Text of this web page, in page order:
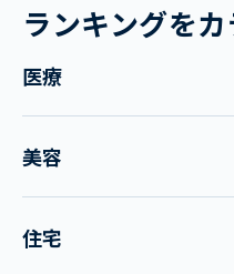
ランキングを
医療
美容
住宅